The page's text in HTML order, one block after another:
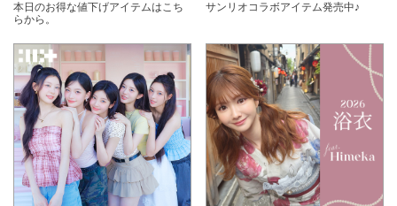
本日のお得な値下げアイテムはこち
らから。
サンリオコラボアイテム発売中♪